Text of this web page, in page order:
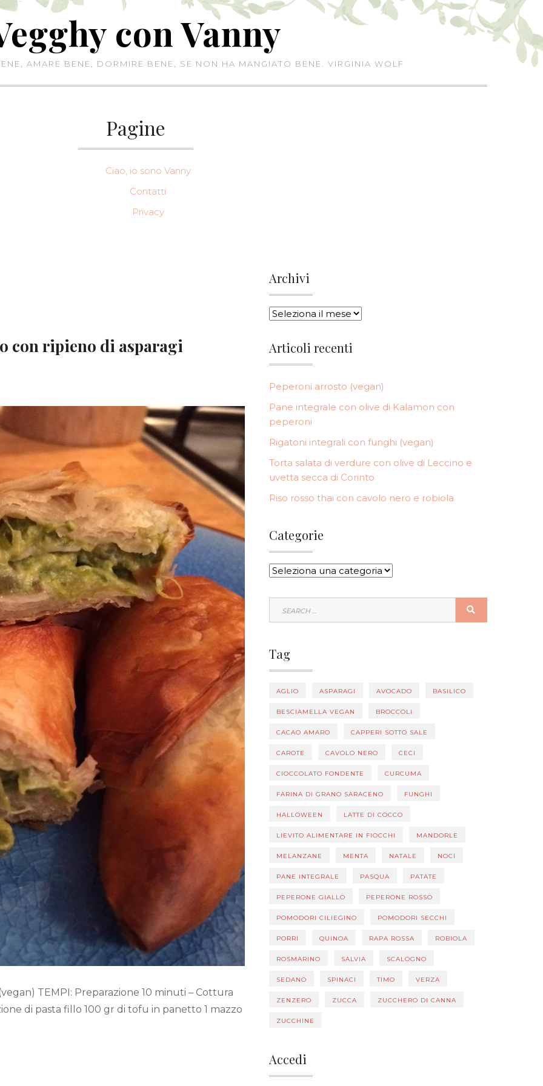
con Vanny
AMARE BENE, DORMIRE BENE, SE NON HA MANGIATO BENE. VIRGINIA WOLF
Pagine
Ciao, io sono Vanny
Contatti
Privacy
con ripieno di asparagi
TEMPI: Preparazione 10 minuti – Cottura
di pasta fillo 100 gr di tofu in panetto 1 mazzo
Archivi
ARCHIVI
Articoli recenti
Peperoni arrosto (vegan)
Pane integrale con olive di Kalamon con
peperoni
Rigatoni integrali con funghi (vegan)
Torta salata di verdure con olive di Leccino e
uvetta secca di Corinto
Riso rosso thai con cavolo nero e robiola
Categorie
CATEGORIE
Tag
AGLIO ASPARAGI AVOCADO BASILICO
BESCIAMELLA VEGAN BROCCOLI
CACAO AMARO CAPPERI SOTTO SALE
CAROTE CAVOLO NERO CECI
CIOCCOLATO FONDENTE CURCUMA
FARINA DI GRANO SARACENO FUNGHI
HALLOWEEN LATTE DI COCCO
LIEVITO ALIMENTARE IN FIOCCHI MANDORLE
MELANZANE MENTA NATALE NOCI
PANE INTEGRALE PASQUA PATATE
PEPERONE GIALLO PEPERONE ROSSO
POMODORI CILIEGINO POMODORI SECCHI
PORRI QUINOA RAPA ROSSA ROBIOLA
ROSMARINO SALVIA SCALOGNO
SEDANO SPINACI TIMO VERZA
ZENZERO ZUCCA ZUCCHERO DI CANNA
ZUCCHINE
Accedi